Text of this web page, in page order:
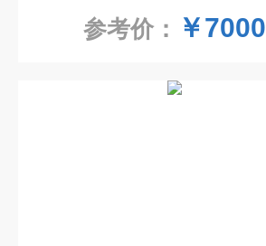
参考价： ￥7000